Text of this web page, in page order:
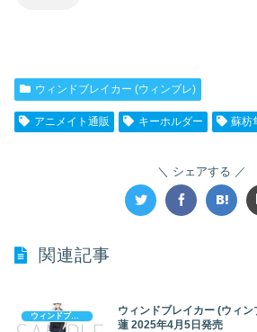
ウィンドブレイカー (ウィンブレ)
アニメイト通販 キーホルダー 蘇枋
シェアする
関連記事
ウィンドブレイカー (ウィンブレ)
ウィンドブレイカー (ウィ
蓮 2025年4月5日発売